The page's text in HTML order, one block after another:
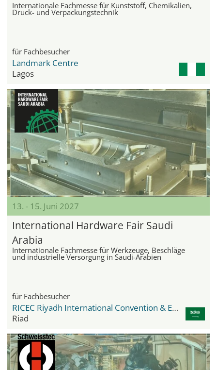
Internationale Fachmesse für Kunststoff, Chemikalien,
Druck- und Verpackungstechnik
für Fachbesucher
Landmark Centre
Lagos
13. - 15. Juni 2027
International Hardware Fair Saudi
Arabia
Internationale Fachmesse für Werkzeuge, Beschläge
und industrielle Versorgung in Saudi-Arabien
für Fachbesucher
RICEC Riyadh International Convention & Exhibition Center
Riad